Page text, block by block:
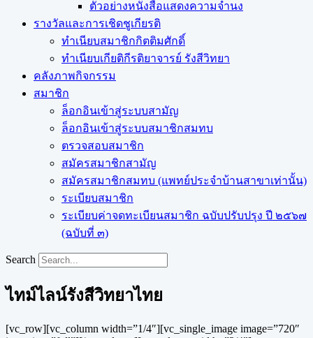
ตัวอย่างหนังสือแสดงความจำนง
รางวัลและการเชิดชูเกียรติ
ทำเนียบสมาชิกกิตติมศักดิ์
ทำเนียบเกียติกีรติยาจารย์ รังสีวิทยา
คลังภาพกิจกรรม
สมาชิก
ล็อกอินเข้าสู่ระบบสามัญ
ล็อกอินเข้าสู่ระบบสมาชิกสมทบ
ตรวจสอบสมาชิก
สมัครสมาชิกสามัญ
สมัครสมาชิกสมทบ (แพทย์ประจำบ้านสาขาเท่านั้น)
ระเบียบสมาชิก
ระเบียบค่าจดทะเบียนสมาชิก ฉบับปรับปรุง ปี ๒๕๖๗
(ฉบับที่ ๓)
Search
ไทม์ไลน์รังสีวิทยาไทย
[vc_row][vc_column width=”1/4″][vc_single_image image=”720″